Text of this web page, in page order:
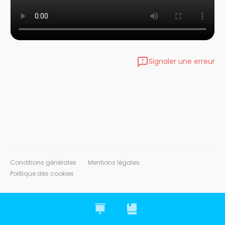
Signaler une erreur
Conditions générales
Mentions légales
Politique des cookies